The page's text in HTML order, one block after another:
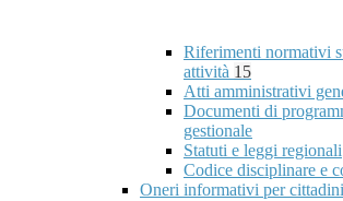
Riferimenti normativi
attività 15
Atti amministrativi
Documenti di
gestionale
Statuti e leggi regionali
Codice disciplinare e
Oneri informativi per